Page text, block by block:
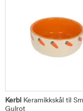
Kerbl Keramikkskål til
Gulrot